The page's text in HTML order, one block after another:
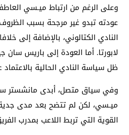
وعلى الرغم من ارتباط ميـسي
عودته تبدو غير مرجحة بسبب
النادي الكتالوني، بالإضافة إلى
لابورتا. أما العودة إلى باريس
ظل سياسة النادي الحالية
وفي سياق متصل، أبدى مانشستر
ميـسي، لكن لم تتضح بعد مدى جدية
القوية التي تربط اللاعب بمدرب